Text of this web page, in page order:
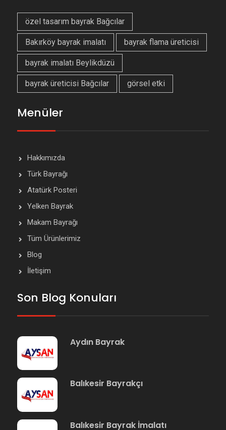
özel tasarım bayrak Bağcılar
Bakırköy bayrak imalatı bayrak flama üreticisi
bayrak imalatı Beylikdüzü
bayrak üreticisi Bağcılar görsel etki
Menüler
Hakkımızda
Türk Bayrağı
Atatürk Posteri
Yelken Bayrak
Makam Bayrağı
Tüm Ürünlerimiz
Blog
İletişim
Son Blog Konuları
Aydın Bayrak
Balıkesir Bayrakçı
Balıkesir Bayrak İmalatı